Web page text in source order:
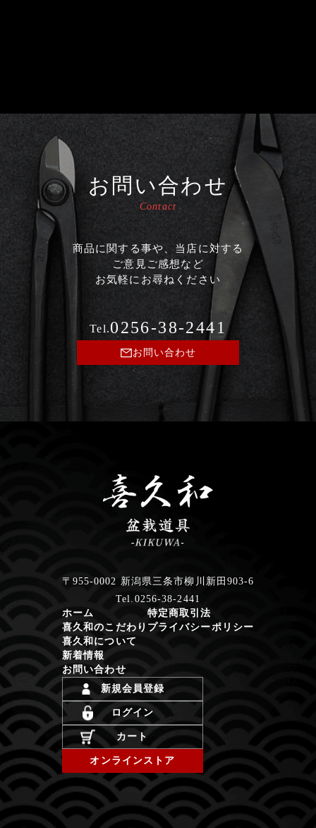
お問い合わせ
Contact
商品に関する事や、当店に対する
ご意見ご感想など
お気軽にお尋ねください
Tel.0256-38-2441
お問い合わせ
〒955-0002 新潟県三条市柳川新田903-6
Tel.0256-38-2441
ホーム
喜久和のこだわり
喜久和について
新着情報
お問い合わせ
特定商取引法
プライバシーポリシー
新規会員登録
ログイン
カート
オンラインストア